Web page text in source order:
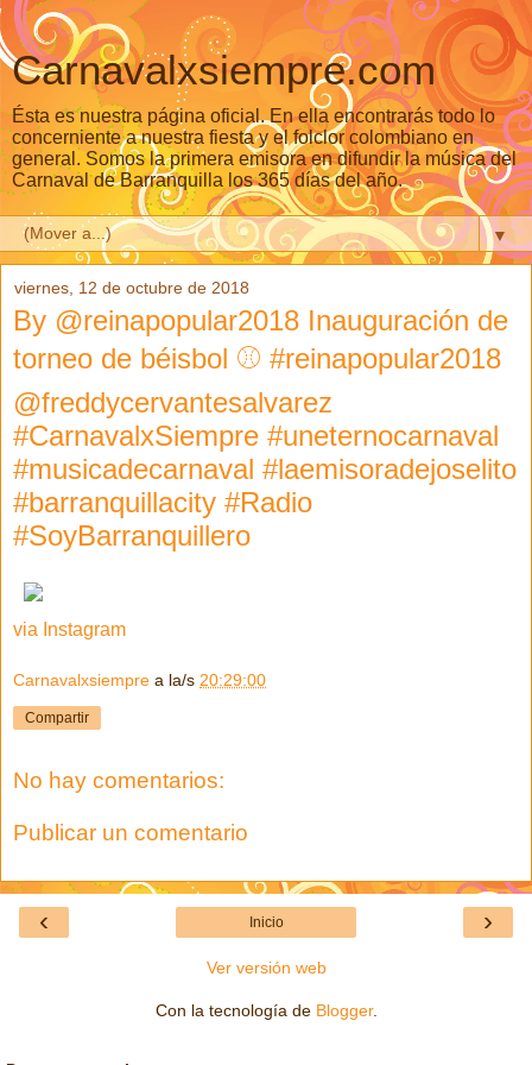
Carnavalxsiempre.com
Ésta es nuestra página oficial. En ella encontrarás todo lo
concerniente a nuestra fiesta y el folclor colombiano en
general. Somos la primera emisora en difundir la música del
Carnaval de Barranquilla los 365 días del año.
▼
viernes, 12 de octubre de 2018
By @reinapopular2018 Inauguración de
torneo de béisbol ⚾️ #reinapopular2018
@freddycervantesalvarez
#CarnavalxSiempre #uneternocarnaval
#musicadecarnaval #laemisoradejoselito
#barranquillacity #Radio
#SoyBarranquillero
via Instagram
Carnavalxsiempre a la/s 20:29:00
Compartir
No hay comentarios:
Publicar un comentario
‹ ›
Inicio
Ver versión web
Con la tecnología de Blogger.